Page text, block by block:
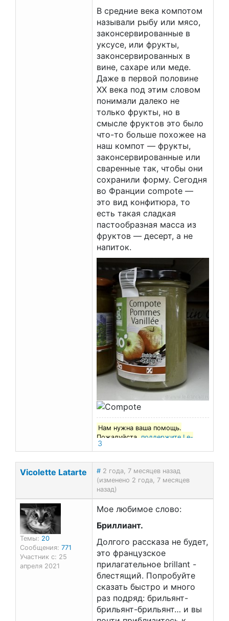
В средние века компотом
называли рыбу или мясо,
законсервированные в
уксусе, или фрукты,
законсервированных в
вине, сахаре или меде.
Даже в первой половине
XX века под этим словом
понимали далеко не
только фрукты, но в
смысле фруктов это было
что-то больше похожее на
наш компот — фрукты,
законсервированные или
сваренные так, чтобы они
сохранили форму. Сегодня
во Франции compote —
это вид конфитюра, то
есть такая сладкая
пастообразная масса из
фруктов — десерт, а не
напиток.
Нам нужна ваша помощь.
Пожалуйста,поддержите Le-
francais.ru
3
Vicolette Latarte # 2 года, 7 месяцев назад
(изменено 2 года, 7 месяцев
назад)
Темы: 20
Сообщения: 771
Участник с: 25
апреля 2021
Мое любимое слово:
Бриллиант.
Долгого рассказа не будет,
это французское
прилагательное brillant -
блестящий. Попробуйте
сказать быстро и много
раз подряд: брильянт-
брильянт-брильянт… и вы